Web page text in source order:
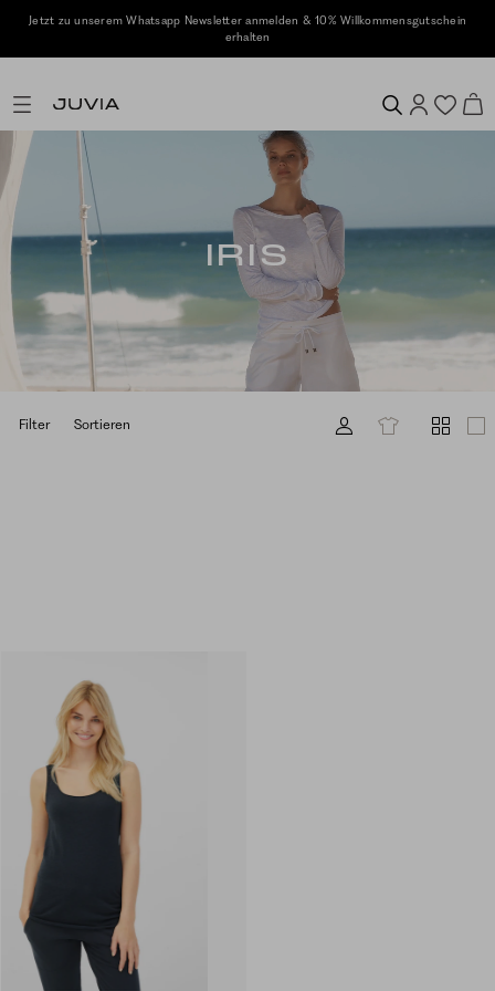
Jetzt zu unserem Whatsapp Newsletter anmelden & 10% Willkommensgutschein
erhalten
IRIS
Filter Sortieren